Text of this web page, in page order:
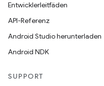
Entwicklerleitfäden
API-Referenz
Android Studio herunterladen
Android NDK
SUPPORT